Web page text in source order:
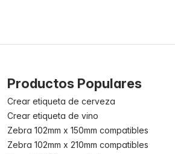
Productos Populares
Crear etiqueta de cerveza
Crear etiqueta de vino
Zebra 102mm x 150mm compatibles
Zebra 102mm x 210mm compatibles